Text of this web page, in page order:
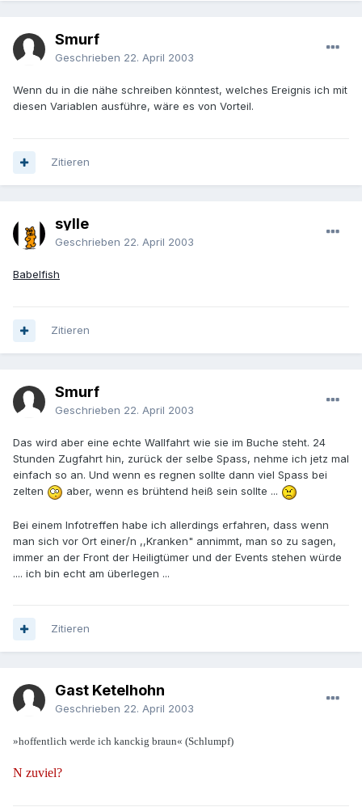
Smurf
Geschrieben 22. April 2003
Wenn du in die nähe schreiben könntest, welches Ereignis ich mit
diesen Variablen ausführe, wäre es von Vorteil.
Zitieren
sylle
Geschrieben 22. April 2003
Babelfish
Zitieren
Smurf
Geschrieben 22. April 2003
Das wird aber eine echte Wallfahrt wie sie im Buche steht. 24
Stunden Zugfahrt hin, zurück der selbe Spass, nehme ich jetz mal
einfach so an. Und wenn es regnen sollte dann viel Spass bei
zelten
aber, wenn es brühtend heiß sein sollte ...
Bei einem Infotreffen habe ich allerdings erfahren, dass wenn
man sich vor Ort einer/n ,,Kranken" annimmt, man so zu sagen,
immer an der Front der Heiligtümer und der Events stehen würde
.... ich bin echt am überlegen ...
Zitieren
Gast Ketelhohn
Geschrieben 22. April 2003
»hoffentlich werde ich kanckig braun« (Schlumpf)
N zuviel?